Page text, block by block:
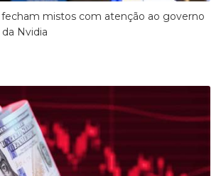
mistos com atenção ao governo
Nvidia